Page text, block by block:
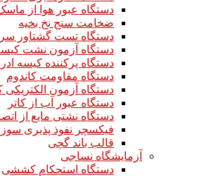
دستگاه عبور هوا از
ضخامت سنج نخ بخیه
دستگاه تست گشتاور
دستگاه آزمون نشت کیسه
دستگاه پرکننده کیسه
دستگاه مقاومت کاندوم
دستگاه آزمون الکتریکی
دستگاه عبور آب از کاتر
دستگاه نشتی مایع از
فیکسچر نفوذ پذیری
قالب باند گچی
آزمایشگاه نساجی
دستگاه استحکام کششی